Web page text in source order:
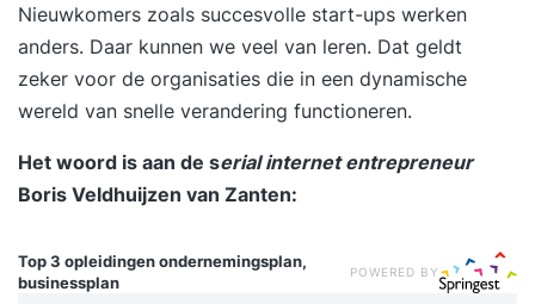
Nieuwkomers zoals succesvolle start-ups werken
anders. Daar kunnen we veel van leren. Dat geldt
zeker voor de organisaties die in een dynamische
wereld van snelle verandering functioneren.
Het woord is aan de serial internet entrepreneur
Boris Veldhuijzen van Zanten:
Top 3 opleidingenondernemingsplan,
businessplan
POWERED BY